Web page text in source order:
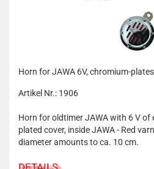
Horn for JAWA 6V, chromium-plates
Artikel Nr.: 1906
Horn for oldtimer JAWA with 6 V of
plated cover, inside JAWA - Red
diameter amounts to ca. 10 cm.